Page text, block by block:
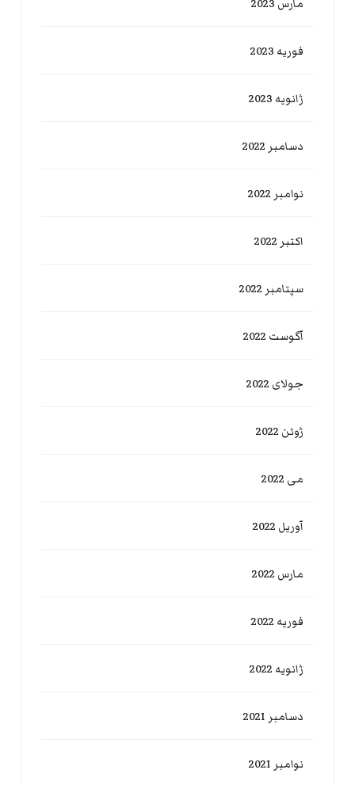
مارس 2023
فوریه 2023
ژانویه 2023
دسامبر 2022
نوامبر 2022
اکتبر 2022
سپتامبر 2022
آگوست 2022
جولای 2022
ژوئن 2022
می 2022
آوریل 2022
مارس 2022
فوریه 2022
ژانویه 2022
دسامبر 2021
نوامبر 2021